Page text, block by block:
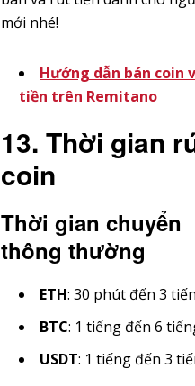
mới nhé!
Hướng dẫn bán coin
tiền trên Remitano
13. Thời gian
coin
Thời gian chuyển
thông thường
ETH: 30 phút đến 3
BTC: 1 tiếng đến 6
USDT: 1 tiếng đến 3